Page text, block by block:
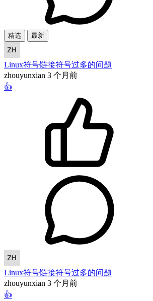
精选 最新
Linux符号链接符号过多的问题
zhouyunxian 3 个月前
👍
Linux符号链接符号过多的问题
zhouyunxian 3 个月前
👍